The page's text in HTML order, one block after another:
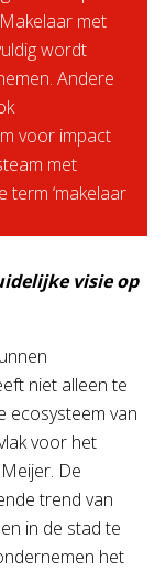
met
wordt
Andere
voor impact
met
term ‘makelaar
visie op
niet alleen te
ecosysteem van
voor het
De
trend van
in de stad te
het